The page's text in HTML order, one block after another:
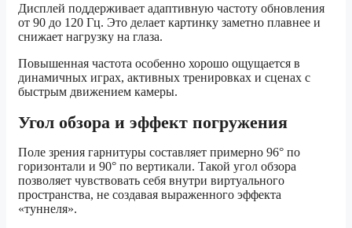
Дисплей поддерживает адаптивную частоту обновления
от 90 до 120 Гц. Это делает картинку заметно плавнее и
снижает нагрузку на глаза.
Повышенная частота особенно хорошо ощущается в
динамичных играх, активных тренировках и сценах с
быстрым движением камеры.
Угол обзора и эффект погружения
Поле зрения гарнитуры составляет примерно 96° по
горизонтали и 90° по вертикали. Такой угол обзора
позволяет чувствовать себя внутри виртуального
пространства, не создавая выраженного эффекта
«туннеля».